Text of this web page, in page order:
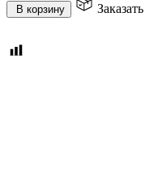
В корзину Заказать